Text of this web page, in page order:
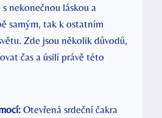
nekonečnou láskou a
samým, tak k ostatním
Zde jsou několik důvodů,
čas a úsilí právě této
Otevřená srdeční čakra